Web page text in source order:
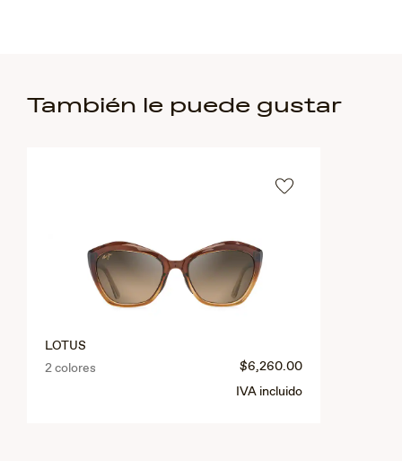
También le puede gustar
LOTUS
2 colores
$6,260.00
IVA incluido